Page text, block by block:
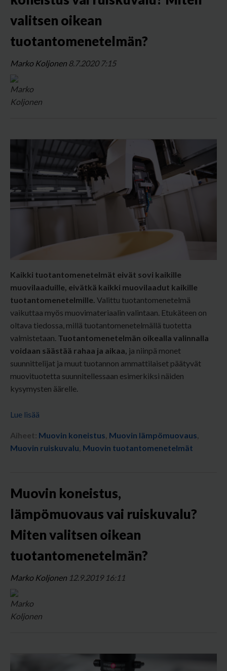
valitsen oikean
tuotantomenetelmän?
Marko Koljonen 8.7.2020 7:15
Kaikki tuotantomenetelmät eivät sovi kaikille
muovilaaduille, eivätkä kaikki muovilaadut kaikille
tuotantomenetelmille. Valittu tuotantomenetelmä
vaikuttaa myös muovimateriaalin valintaan. Etukäteen on
oltava tiedossa, millä tuotantomenetelmällä tuotetta
valmistetaan. Tuotantomenetelmän oikealla valinnalla
voidaan säästää rahaa ja aikaa, ja niinpä monet
suunnittelijat ja muut tuotannon ammattilaiset päätyvät
muovituotetta suunnitellessaan esimerkiksi näiden
kysymysten äärelle.
Lue lisää
Aiheet: Muovin koneistus Muovin lämpömuovaus
Muovin ruiskuvalu Muovin tuotantomenetelmät
Muovin koneistus,
lämpömuovaus vai ruiskuvalu?
Miten valitsen oikean
tuotantomenetelmän?
Marko Koljonen 12.9.2019 16:11